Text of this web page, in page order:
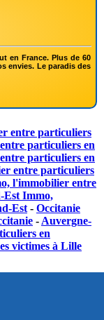
en France. Plus de 60
envies. Le paradis des
entre particuliers
particuliers en
particuliers en
entre particuliers
l'immobilier entre
Est Immo,
Est - Occitanie
- Auvergne-
en
victimes à Lille